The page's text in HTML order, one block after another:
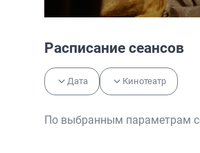
Расписание сеансов
Дата Кинотеатр
По выбранным параметрам